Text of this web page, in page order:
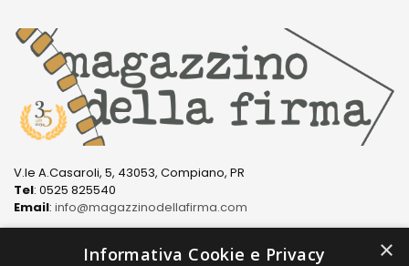
V.le A.Casaroli, 5, 43053, Compiano, PR
Tel: 0525 825540
Email: info@magazzinodellafirma.com
×
Informativa Cookie e Privacy